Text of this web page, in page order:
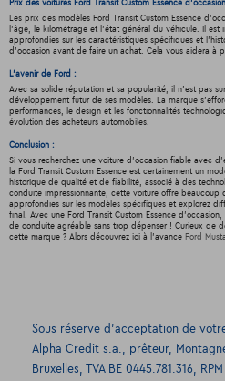
Prix des voitures Ford Transit Custom Essence
Les prix des modèles Ford Transit Custom Essence
l'âge, le kilométrage et l'état général du véhicule. Il est
approfondies sur les caractéristiques spécifiques et
d'occasion avant de faire un achat. Cela vous aidera à
L'avenir de Ford :
Avec sa solide réputation et sa popularité, il n'est pas
développement futur de ses modèles. La marque
performances, le design et les fonctionnalités
évolution des acheteurs automobiles.
Conclusion :
Si vous recherchez une voiture d'occasion fiable avec
la Ford Transit Custom Essence est certainement un
historique de qualité et de fiabilité, associé à des
conduite impressionnante, cette voiture offre beaucoup
approfondies sur les modèles spécifiques et explorez
final. Avec une Ford Transit Custom Essence
de conduite agréable sans trop dépenser ! Curieux de
cette marque ? Alors découvrez ici à l'avance Ford
Sous réserve d’acceptation de
Alpha Credit s.a., prêteur,
Bruxelles, TVA BE 0445.781.316,